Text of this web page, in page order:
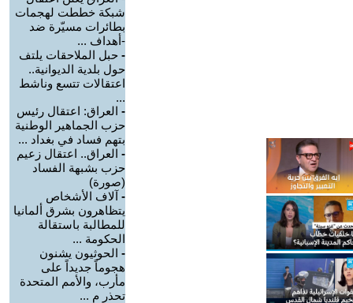
شبكة خططت لهجمات
بطائرات مسيّرة ضد
-أهداف ...
- حبل الملاحقات يلتف
حول بلدية الديوانية..
اعتقالات تتسع وناشط
...
- العراق: اعتقال رئيس
حزب الجماهير الوطنية
بتهم فساد في بغداد ...
- العراق.. اعتقال زعيم
حزب بشبهة الفساد
(صورة)
- آلاف الأشخاص
يتظاهرون بشرق ألمانيا
للمطالبة باستقالة
الحكومة ...
- الحوثيون يشنون
هجوماً جديداً على
مأرب، والأمم المتحدة
تحذر م ...